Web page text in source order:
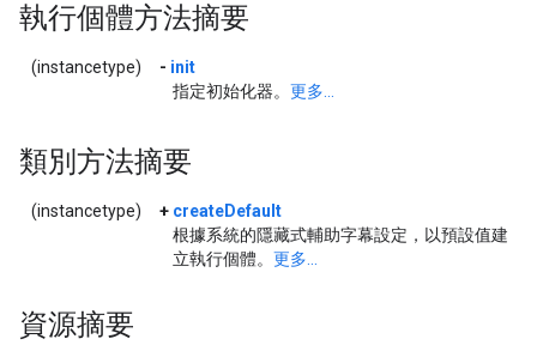
執行個體方法摘要
(instancetype) - init
指定初始化器。 更多...
類別方法摘要
(instancetype) + createDefault
根據系統的隱藏式輔助字幕設定，以預設值建
立執行個體。 更多...
資源摘要